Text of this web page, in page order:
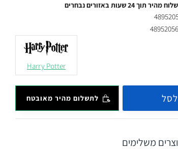
24 שעות באזורים נבחרים
Harry Potter
לתשלום מהיר מאובטח
משלימים